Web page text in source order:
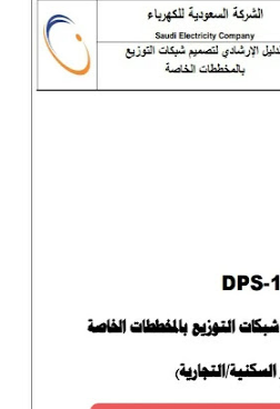
محركات وتحكم
محولات
Dialux
MATLAB